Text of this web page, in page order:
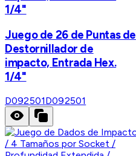
1/4"
Juego de 26 de Puntas de
Destornillador de
impacto, Entrada Hex.
1/4"
D092501D092501